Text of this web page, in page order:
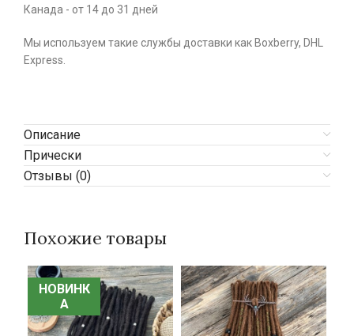
Канада - от 14 до 31 дней
Мы используем такие службы доставки как Boxberry, DHL
Express.
Описание
Прически
Отзывы (0)
Похожие товары
НОВИНК
А
НОВИНК
А